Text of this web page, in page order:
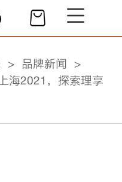
品牌新闻
海2021，探索理享